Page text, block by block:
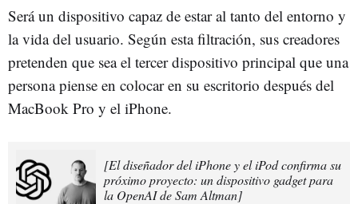
Será un dispositivo capaz de estar al tanto del entorno y
la vida del usuario. Según esta filtración, sus creadores
pretenden que sea el tercer dispositivo principal que una
persona piense en colocar en su escritorio después del
MacBook Pro y el iPhone.
[El diseñador del iPhone y el iPod confirma su
próximo proyecto: un dispositivo gadget para
la OpenAI de Sam Altman]